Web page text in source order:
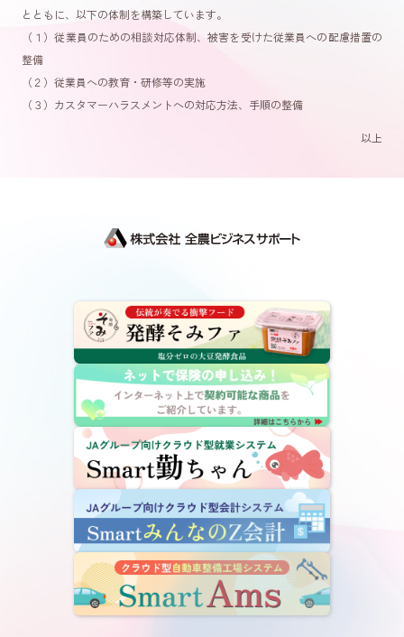
とともに、以下の体制を構築しています。
（１）従業員のための相談対応体制、被害を受けた従業員への配慮措置の
整備
（２）従業員への教育・研修等の実施
（３）カスタマーハラスメントへの対応方法、手順の整備
以上